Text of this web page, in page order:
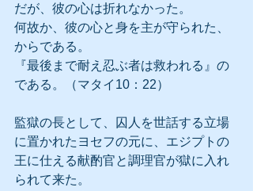
だが、彼の心は折れなかった。
何故か、彼の心と身を主が守られた、
からである。
『最後まで耐え忍ぶ者は救われる』の
である。（マタイ10：22）
監獄の長として、囚人を世話する立場
に置かれたヨセフの元に、エジプトの
王に仕える献酌官と調理官が獄に入れ
られて来た。